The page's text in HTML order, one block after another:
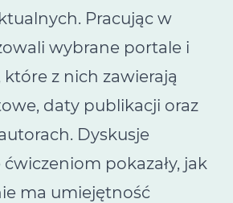
Pracując w
wybrane portale i
z nich zawierają
daty publikacji oraz
Dyskusje
pokazały, jak
ma umiejętność